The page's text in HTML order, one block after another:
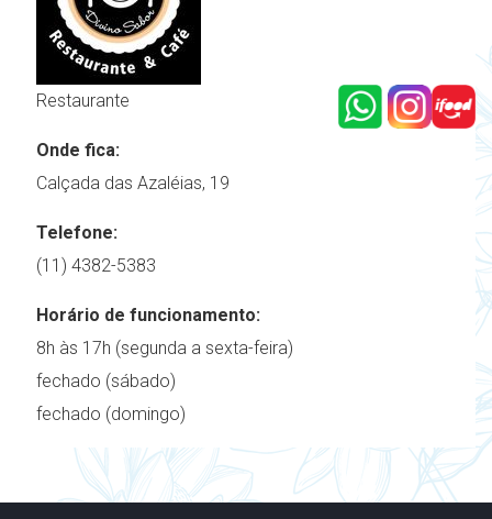
Restaurante
Onde fica:
Calçada das Azaléias, 19
Telefone:
(11) 4382-5383
Horário de funcionamento:
8h às 17h (segunda a sexta-feira)
fechado (sábado)
fechado (domingo)